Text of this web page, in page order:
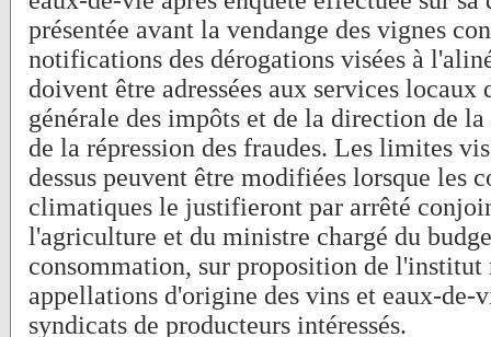
présentée avant la vendange des vignes
notifications des dérogations visées à
doivent être adressées aux services
générale des impôts et de la direction de
de la répression des fraudes. Les limites
dessus peuvent être modifiées lorsque les
climatiques le justifieront par arrêté
l'agriculture et du ministre chargé du
consommation, sur proposition de l'institut
appellations d'origine des vins et eaux-de-
syndicats de producteurs intéressés.